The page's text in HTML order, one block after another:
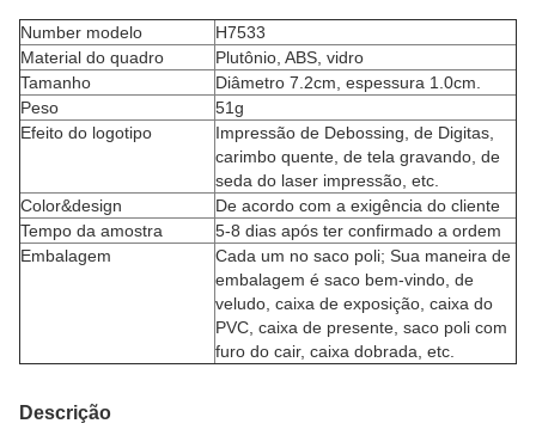
Number modelo
H7533
Material do quadro
Plutônio, ABS, vidro
Tamanho
Diâmetro 7.2cm, espessura 1.0cm.
Peso
51g
Efeito do logotipo
Impressão de Debossing, de Digitas,
carimbo quente, de tela gravando, de
seda do laser impressão, etc.
Color&design
De acordo com a exigência do cliente
Tempo da amostra
5-8 dias após ter confirmado a ordem
Embalagem
Cada um no saco poli; Sua maneira de
embalagem é saco bem-vindo, de
veludo, caixa de exposição, caixa do
PVC, caixa de presente, saco poli com
furo do cair, caixa dobrada, etc.
Descrição